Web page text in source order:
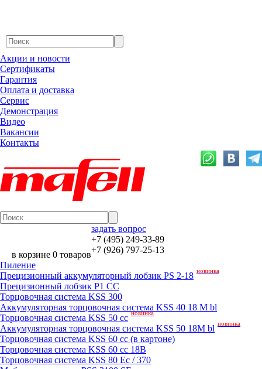
Акции и новости
Сертификаты
Гарантия
Оплата и доставка
Сервис
Демонстрация
Видео
Вакансии
Контакты
в корзине 0 товаров
задать вопрос
+7 (495) 249-33-89
+7 (926) 797-25-13
Пиление
Прецизионный аккумуляторный лобзик PS 2-18 новинка
Прецизионный лобзик P1 CC
Торцовочная система KSS 300
Аккумуляторная торцовочная система KSS 40 18 M bl
Торцовочная система KSS 50 сс новинка
Аккумуляторная торцовочная система KSS 50 18M bl новинка
Торцовочная система KSS 60 cc (в картоне)
Торцовочная система KSS 60 cc 18В
Торцовочная система KSS 80 Ec / 370